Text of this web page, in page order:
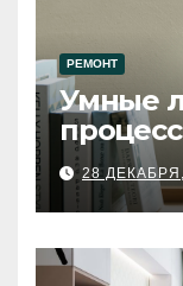
РЕМОНТ
Умные
28